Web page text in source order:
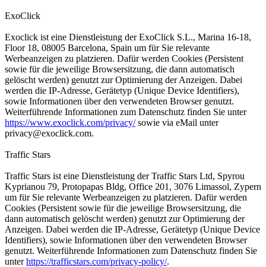
ExoClick
Exoclick ist eine Dienstleistung der ExoClick S.L., Marina 16-18,
Floor 18, 08005 Barcelona, Spain um für Sie relevante
Werbeanzeigen zu platzieren. Dafür werden Cookies (Persistent
sowie für die jeweilige Browsersitzung, die dann automatisch
gelöscht werden) genutzt zur Optimierung der Anzeigen. Dabei
werden die IP-Adresse, Gerätetyp (Unique Device Identifiers),
sowie Informationen über den verwendeten Browser genutzt.
Weiterführende Informationen zum Datenschutz finden Sie unter
https://www.exoclick.com/privacy/sowie via eMail unter
privacy@exoclick.com.
Traffic Stars
Traffic Stars ist eine Dienstleistung der Traffic Stars Ltd, Spyrou
Kyprianou 79, Protopapas Bldg, Office 201, 3076 Limassol, Zypern
um für Sie relevante Werbeanzeigen zu platzieren. Dafür werden
Cookies (Persistent sowie für die jeweilige Browsersitzung, die
dann automatisch gelöscht werden) genutzt zur Optimierung der
Anzeigen. Dabei werden die IP-Adresse, Gerätetyp (Unique Device
Identifiers), sowie Informationen über den verwendeten Browser
genutzt. Weiterführende Informationen zum Datenschutz finden Sie
unterhttps://trafficstars.com/privacy-policy/.